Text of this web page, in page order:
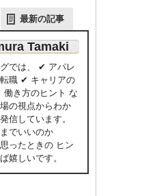
最新の記事
Tamaki
では、 ✔ アパレ
職 ✔ キャリアの
き方のヒント な
の視点からわか
信しています。
までいいのか
ったときの ヒン
嬉しいです。